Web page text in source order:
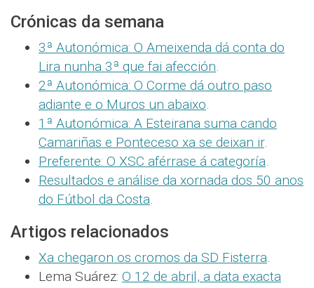
Crónicas da semana
3ª Autonómica: O Ameixenda dá conta do
Lira nunha 3ª que fai afección.
2ª Autonómica: O Corme dá outro paso
adiante e o Muros un abaixo.
1ª Autonómica: A Esteirana suma cando
Camariñas e Ponteceso xa se deixan ir.
Preferente: O XSC aférrase á categoría.
Resultados e análise da xornada dos 50 anos
do Fútbol da Costa.
Artigos relacionados
Xa chegaron os cromos da SD Fisterra.
Lema Suárez: O 12 de abril, a data exacta